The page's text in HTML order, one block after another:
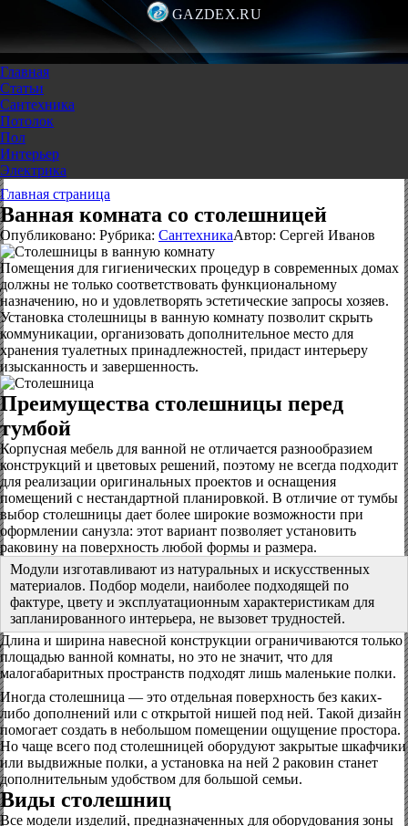
GAZDEX.RU
Главная
Статьи
Сантехника
Потолок
Пол
Интерьер
Электрика
Главная страница
Ванная комната со столешницей
Опубликовано: Рубрика: СантехникаАвтор: Сергей Иванов
Помещения для гигиенических процедур в современных домах
должны не только соответствовать функциональному
назначению, но и удовлетворять эстетические запросы хозяев.
Установка столешницы в ванную комнату позволит скрыть
коммуникации, организовать дополнительное место для
хранения туалетных принадлежностей, придаст интерьеру
изысканность и завершенность.
Преимущества столешницы перед
тумбой
Корпусная мебель для ванной не отличается разнообразием
конструкций и цветовых решений, поэтому не всегда подходит
для реализации оригинальных проектов и оснащения
помещений с нестандартной планировкой. В отличие от тумбы
выбор столешницы дает более широкие возможности при
оформлении санузла: этот вариант позволяет установить
раковину на поверхность любой формы и размера.
Модули изготавливают из натуральных и искусственных
материалов. Подбор модели, наиболее подходящей по
фактуре, цвету и эксплуатационным характеристикам для
запланированного интерьера, не вызовет трудностей.
Длина и ширина навесной конструкции ограничиваются только
площадью ванной комнаты, но это не значит, что для
малогабаритных пространств подходят лишь маленькие полки.
Иногда столешница — это отдельная поверхность без каких-
либо дополнений или с открытой нишей под ней. Такой дизайн
помогает создать в небольшом помещении ощущение простора.
Но чаще всего под столешницей оборудуют закрытые шкафчики
или выдвижные полки, а установка на ней 2 раковин станет
дополнительным удобством для большой семьи.
Виды столешниц
Все модели изделий, предназначенных для оборудования зоны